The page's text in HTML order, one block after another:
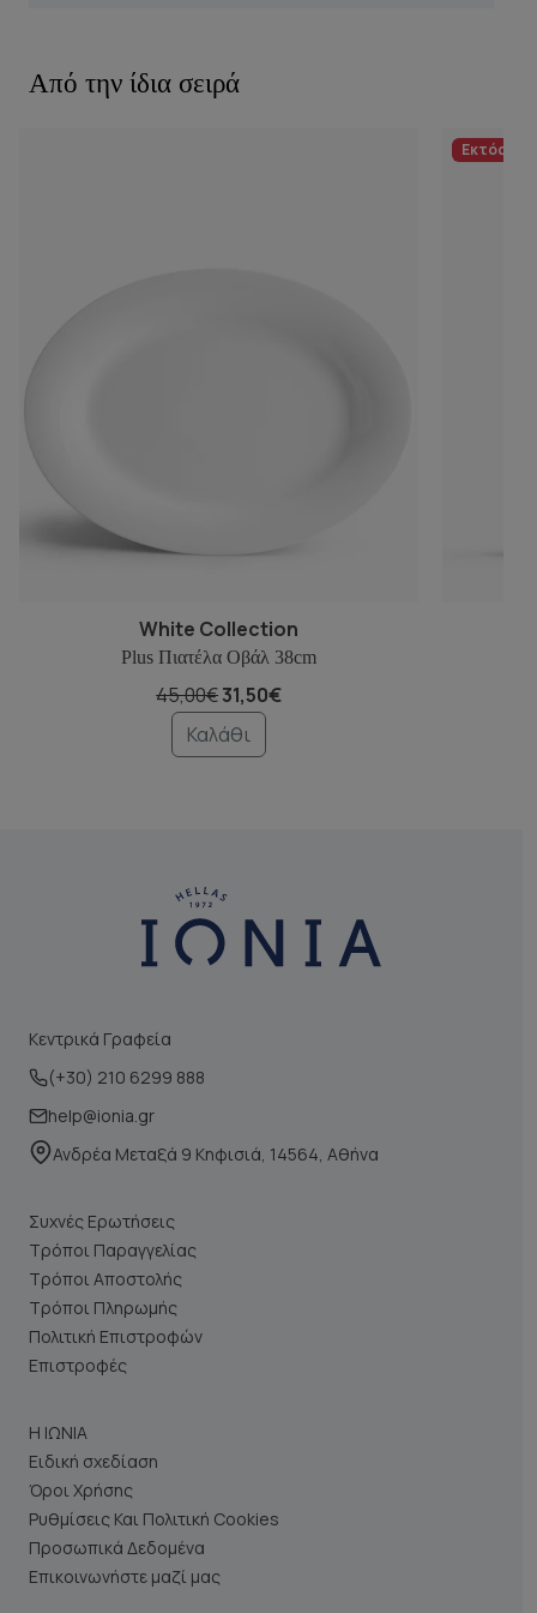
Από την ίδια σειρά
White Collection
Plus Πιατέλα Οβάλ 38cm
45,00€31,50€
Καλάθι
Εκτός
Κεντρικά Γραφεία
(+30) 210 6299 888
help@ionia.gr
Ανδρέα Μεταξά 9 Κηφισιά, 14564, Αθήνα
Συχνές Ερωτήσεις
Τρόποι Παραγγελίας
Τρόποι Αποστολής
Τρόποι Πληρωμής
Πολιτική Επιστροφών
Επιστροφές
Η ΙΩΝΙΑ
Ειδική σχεδίαση
Όροι Χρήσης
Ρυθμίσεις Και Πολιτική Cookies
Προσωπικά Δεδομένα
Επικοινωνήστε μαζί μας